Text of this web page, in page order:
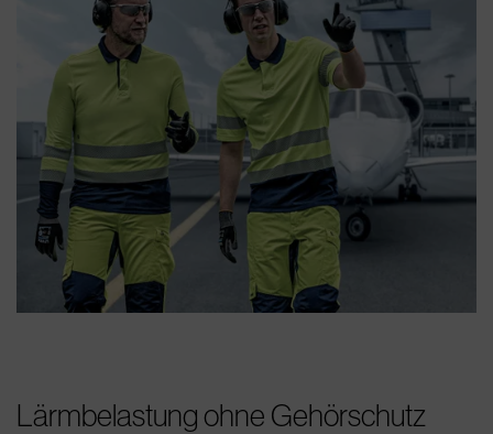
Lärmbelastung ohne Gehörschutz